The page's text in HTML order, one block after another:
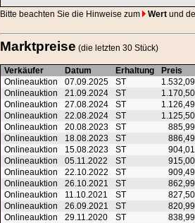
Bitte beachten Sie die Hinweise zum Wert und
Marktpreise (die letzten 30 Stück)
Verkäufer Datum Erhaltung
Preis
Onlineauktion
07.09.2025 ST
Onlineauktion
21.09.2024 ST
Onlineauktion
27.08.2024 ST
Onlineauktion
22.08.2024 ST
Onlineauktion
20.08.2023 ST
Onlineauktion
18.08.2023 ST
Onlineauktion
15.08.2023 ST
Onlineauktion
05.11.2022 ST
Onlineauktion
22.10.2022 ST
Onlineauktion
26.10.2021 ST
Onlineauktion
11.10.2021 ST
Onlineauktion
26.09.2021 ST
Onlineauktion
29.11.2020 ST